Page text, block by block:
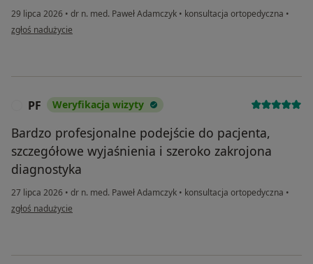
29 lipca 2026 • dr n. med. Paweł Adamczyk • konsultacja ortopedyczna •
w opinii użytkownika Kamshat
zgłoś nadużycie
PF Weryfikacja wizyty
Bardzo profesjonalne podejście do pacjenta,
szczegółowe wyjaśnienia i szeroko zakrojona
diagnostyka
27 lipca 2026 • dr n. med. Paweł Adamczyk • konsultacja ortopedyczna •
w opinii użytkownika PF
zgłoś nadużycie